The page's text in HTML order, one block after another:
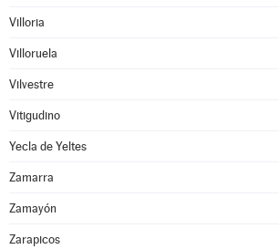
Villoria
Villoruela
Vilvestre
Vitigudino
Yecla de Yeltes
Zamarra
Zamayón
Zarapicos